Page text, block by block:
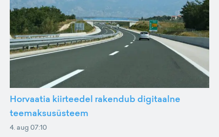
Horvaatia kiirteedel rakendub digitaalne
teemaksusüsteem
4. aug 07:10